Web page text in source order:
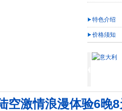
特色介绍
价格须知
空激情浪漫体验6晚